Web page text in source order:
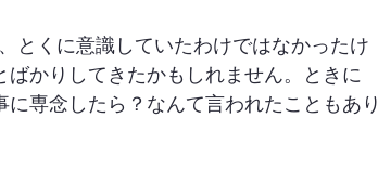
とくに意識していたわけではなかったけ
かりしてきたかもしれません。ときに
専念したら？なんて言われたこともあり